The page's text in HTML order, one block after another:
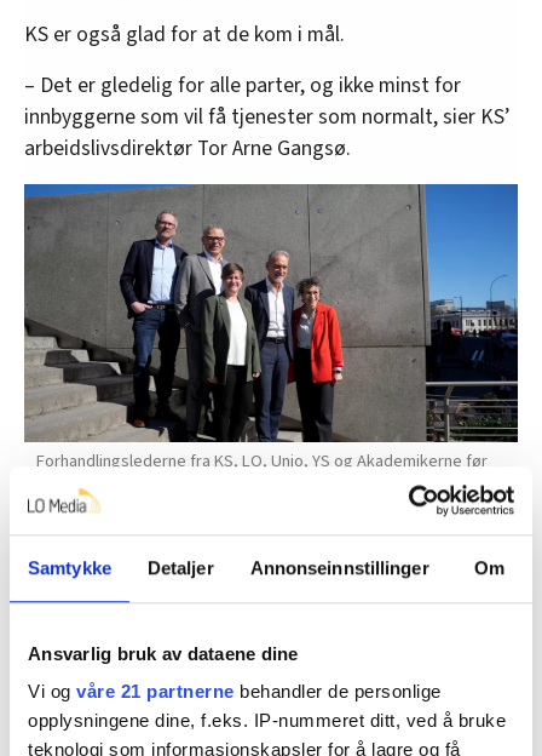
Samtykke Detaljer Annonseinnstillinger Om
Ansvarlig bruk av dataene dine
Vi og våre 21 partnerne behandler de personlige
opplysningene dine, f.eks. IP-nummeret ditt, ved å bruke
teknologi som informasjonskapsler for å lagre og få
KS er også glad for at de kom i mål.
– Det er gledelig for alle parter, og ikke minst for
innbyggerne som vil få tjenester som normalt, sier KS’
arbeidslivsdirektør Tor Arne Gangsø.
Forhandlingslederne fra KS, LO, Unio, YS og Akademikerne før
oppstartsmøtet for årets lønnsforhandlinger. KS: Tor Arne
Gangsø (Arbeidslivsdirektør), Unio: Geir Røsvoll
(Utdanningsforbundet) Akademikerne: Andreas Christensen, LO
Kommune: Mette Nordc YS Kommune: Trond Ellefsen.
Rammen for oppgjøret er på 4,4 prosent, som i
frontfaget.
Kommuneoppgjøret er mellom KS som arbeidsgiver